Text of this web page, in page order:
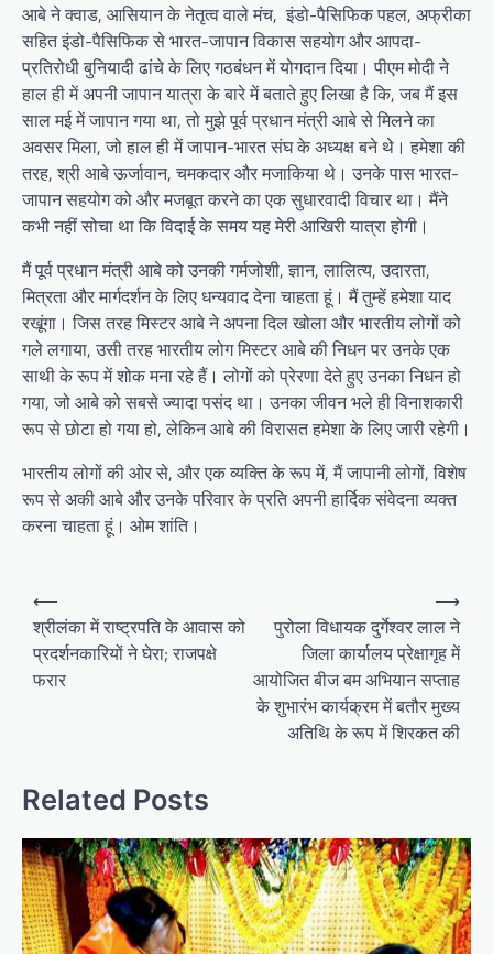
आबे ने क्वाड, आसियान के नेतृत्व वाले मंच, इंडो-पैसिफिक पहल, अफ्रीका
सहित इंडो-पैसिफिक से भारत-जापान विकास सहयोग और आपदा-
प्रतिरोधी बुनियादी ढांचे के लिए गठबंधन में योगदान दिया। पीएम मोदी ने
हाल ही में अपनी जापान यात्रा के बारे में बताते हुए लिखा है कि, जब मैं इस
साल मई में जापान गया था, तो मुझे पूर्व प्रधान मंत्री आबे से मिलने का
अवसर मिला, जो हाल ही में जापान-भारत संघ के अध्यक्ष बने थे। हमेशा की
तरह, श्री आबे ऊर्जावान, चमकदार और मजाकिया थे। उनके पास भारत-
जापान सहयोग को और मजबूत करने का एक सुधारवादी विचार था। मैंने
कभी नहीं सोचा था कि विदाई के समय यह मेरी आखिरी यात्रा होगी।
मैं पूर्व प्रधान मंत्री आबे को उनकी गर्मजोशी, ज्ञान, लालित्य, उदारता,
मित्रता और मार्गदर्शन के लिए धन्यवाद देना चाहता हूं। मैं तुम्हें हमेशा याद
रखूंगा। जिस तरह मिस्टर आबे ने अपना दिल खोला और भारतीय लोगों को
गले लगाया, उसी तरह भारतीय लोग मिस्टर आबे की निधन पर उनके एक
साथी के रूप में शोक मना रहे हैं। लोगों को प्रेरणा देते हुए उनका निधन हो
गया, जो आबे को सबसे ज्यादा पसंद था। उनका जीवन भले ही विनाशकारी
रूप से छोटा हो गया हो, लेकिन आबे की विरासत हमेशा के लिए जारी रहेगी।
भारतीय लोगों की ओर से, और एक व्यक्ति के रूप में, मैं जापानी लोगों, विशेष
रूप से अकी आबे और उनके परिवार के प्रति अपनी हार्दिक संवेदना व्यक्त
करना चाहता हूं। ओम शांति।
o
v
i
g
a
t
⟵
श्रीलंका में राष्ट्रपति के आवास को
प्रदर्शनकारियों ने घेरा; राजपक्षे
फरार
पुरोला विधायक दुर्गेश्वर लाल ने
जिला कार्यालय प्रेक्षागृह में
आयोजित बीज बम अभियान सप्ताह
के शुभारंभ कार्यक्रम में बतौर मुख्य
अतिथि के रूप में शिरकत की
⟶
Related Posts